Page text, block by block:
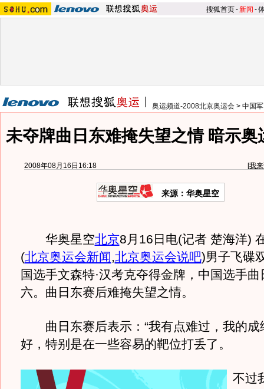
搜狐首页-新闻 -
奥运频道-2008北京奥运会 > 中国
未夺牌曲日东难掩失望之情 暗示奥
2008年08月16日16:18 [我
来源：华奥星空
华奥星空北京8月16日电(记者 楚海洋)
(北京奥运会新闻,北京奥运会说吧)男子飞碟
国选手文森特·汉考克夺得金牌，中国选手
六。曲日东赛后难掩失望之情。
曲日东赛后表示：“我有点难过，我的成
好，特别是在一些容易的靶位打丢了。
不过